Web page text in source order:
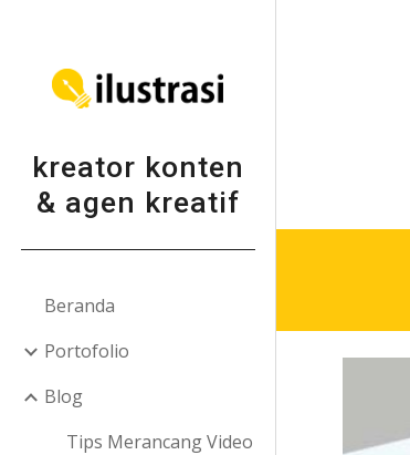
kreator konten
& agen kreatif
Beranda
Portofolio
Blog
Tips Merancang Video